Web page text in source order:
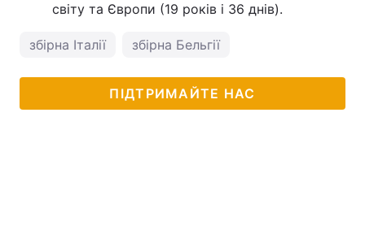
світу та Європи (19 років і 36 днів).
збірна Італії збірна Бельгії
ПІДТРИМАЙТЕ НАС